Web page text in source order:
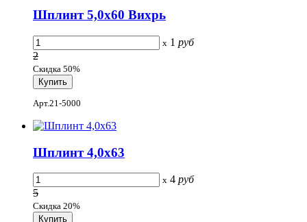
Шплинт 5,0х60 Вихрь
x 1 руб
2
Скидка 50%
Арт.21-5000
Шплинт 4,0х63
x 4 руб
5
Скидка 20%